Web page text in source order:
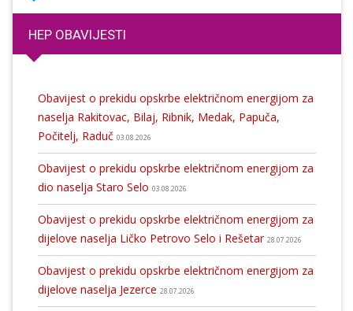
HEP OBAVIJESTI
Obavijest o prekidu opskrbe električnom energijom za
naselja Rakitovac, Bilaj, Ribnik, Medak, Papuča,
Počitelj, Raduč 03.08.2026
Obavijest o prekidu opskrbe električnom energijom za
dio naselja Staro Selo 03.08.2026
Obavijest o prekidu opskrbe električnom energijom za
dijelove naselja Ličko Petrovo Selo i Rešetar 28.07.2026
Obavijest o prekidu opskrbe električnom energijom za
dijelove naselja Jezerce 28.07.2026